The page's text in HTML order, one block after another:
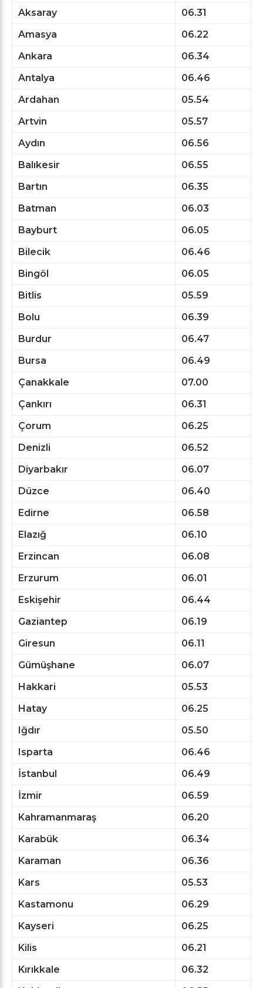
Aksaray
06.31
Amasya
06.22
Ankara
06.34
Antalya
06.46
Ardahan
05.54
Artvin
05.57
Aydın
06.56
Balıkesir
06.55
Bartın
06.35
Batman
06.03
Bayburt
06.05
Bilecik
06.46
Bingöl
06.05
Bitlis
05.59
Bolu
06.39
Burdur
06.47
Bursa
06.49
Çanakkale
07.00
Çankırı
06.31
Çorum
06.25
Denizli
06.52
Diyarbakır
06.07
Düzce
06.40
Edirne
06.58
Elazığ
06.10
Erzincan
06.08
Erzurum
06.01
Eskişehir
06.44
Gaziantep
06.19
Giresun
06.11
Gümüşhane
06.07
Hakkari
05.53
Hatay
06.25
Iğdır
05.50
Isparta
06.46
İstanbul
06.49
İzmir
06.59
Kahramanmaraş
06.20
Karabük
06.34
Karaman
06.36
Kars
05.53
Kastamonu
06.29
Kayseri
06.25
Kilis
06.21
Kırıkkale
06.32